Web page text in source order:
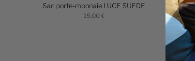
Sac porte-monnaie LUCE SUEDE
15,00 €